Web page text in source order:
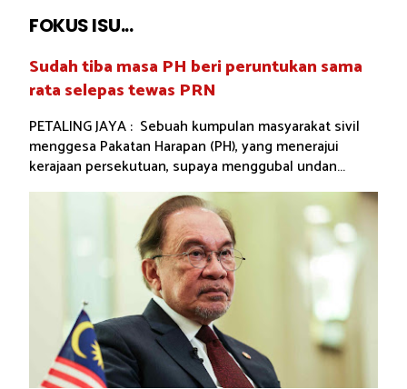
FOKUS ISU...
Sudah tiba masa PH beri peruntukan sama
rata selepas tewas PRN
PETALING JAYA : Sebuah kumpulan masyarakat sivil
menggesa Pakatan Harapan (PH), yang menerajui
kerajaan persekutuan, supaya menggubal undan...